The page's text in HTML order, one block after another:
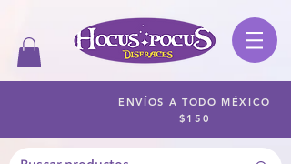
ENVÍOS A TODO MÉXICO
$150